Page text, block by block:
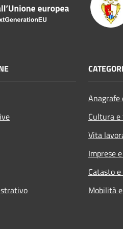
Cultura
Vita
Imprese
Catasto
Mobilità